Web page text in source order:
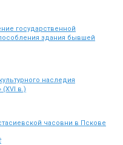
государственной
здания бывшей
наследия
в.)
часовни в Пскове